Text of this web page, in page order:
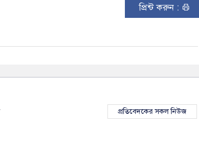
প্রিন্ট করুন :
প্রতিবেদকের সকল নিউজ